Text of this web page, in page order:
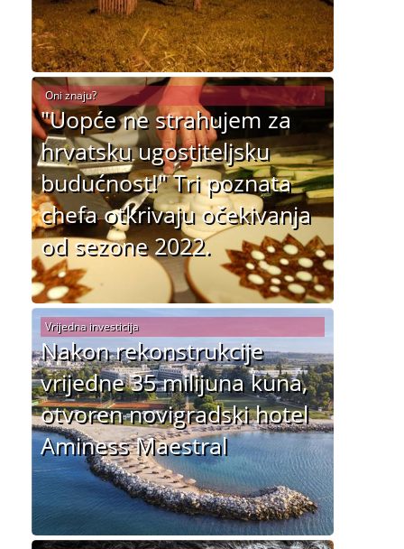
"Uopće ne strahujem za
hrvatsku ugostiteljsku
budućnost!" Tri poznata
chefa otkrivaju očekivanja
od sezone 2022.
Oni znaju?
Nakon rekonstrukcije
vrijedne 35 milijuna kuna,
otvoren novigradski hotel
Aminess Maestral
Vrijedna investicija